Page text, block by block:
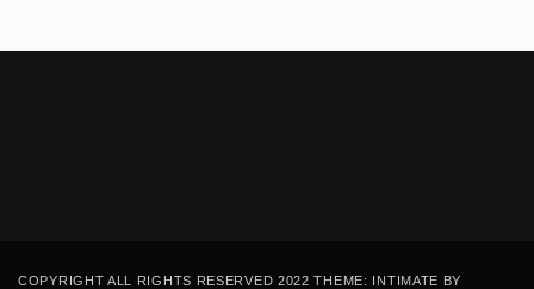
COPYRIGHT ALL RIGHTS RESERVED 2022 THEME: INTIMATE BY